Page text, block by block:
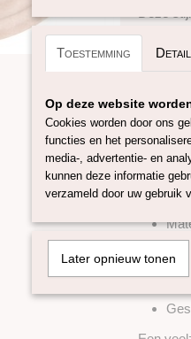
hout en
Perfect
knopen
Dankzij
netjes
Met
Toestemming
Op deze website
Cookies worden door ons
functies en het
media-, advertentie- en
kunnen deze informatie
verzameld door uw gebruik
Later opnieuw tonen